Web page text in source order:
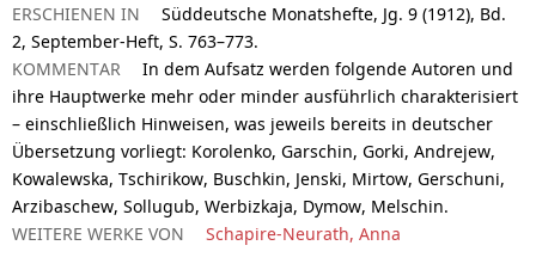
ERSCHIENEN IN
Süddeutsche Monatshefte, Jg. 9 (1912), Bd.
2, September-Heft, S. 763–773.
KOMMENTAR
In dem Aufsatz werden folgende Autoren und
ihre Hauptwerke mehr oder minder ausführlich charakterisiert
– einschließlich Hinweisen, was jeweils bereits in deutscher
Übersetzung vorliegt: Korolenko, Garschin, Gorki, Andrejew,
Kowalewska, Tschirikow, Buschkin, Jenski, Mirtow, Gerschuni,
Arzibaschew, Sollugub, Werbizkaja, Dymow, Melschin.
WEITERE WERKE VON
Schapire-Neurath, Anna